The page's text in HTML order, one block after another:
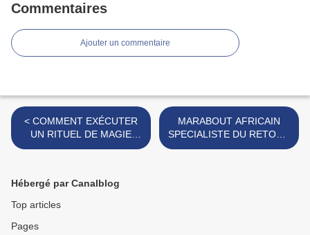
Commentaires
Ajouter un commentaire
< COMMENT EXÉCUTER
UN RITUEL DE MAGIE
BLANCHE OU SORTILÈGE
MARABOUT AFRICAIN
SPECIALISTE DU RETOUR
AFFECTIF RAPIDE,
Hébergé par Canalblog
Top articles
Pages